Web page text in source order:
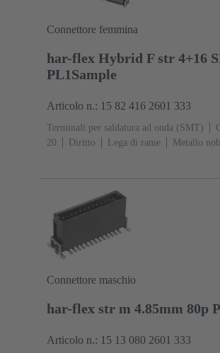
Connettore femmina
har-flex Hybrid F str 4+16
PL1Sample
Articolo n.: 15 82 416 2601 333
Terminali per saldatura ad onda (SMT)
20
Diritto Lega di rame
Metallo
Connettore maschio
har-flex str m 4.85mm 80p
Articolo n.: 15 13 080 2601 333